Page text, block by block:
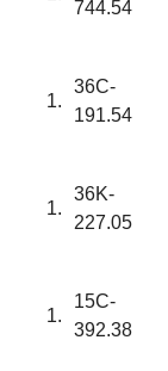
744.54
36C-
191.54
36K-
227.05
15C-
392.38